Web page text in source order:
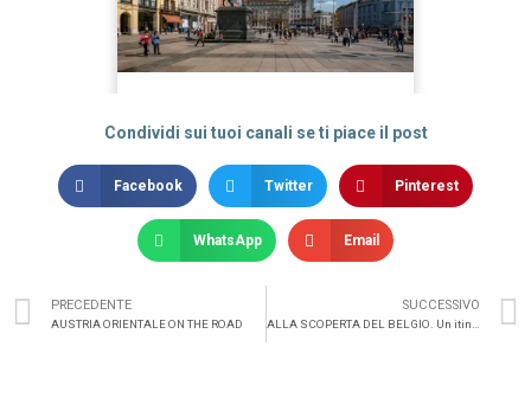
Condividi sui tuoi canali se ti piace il post
Facebook Twitter Pinterest
WhatsApp Email
PRECEDENTE
AUSTRIA ORIENTALE ON THE ROAD
SUCCESSIVO
ALLA SCOPERTA DEL BELGIO. Un itinerario di quattro giorni.